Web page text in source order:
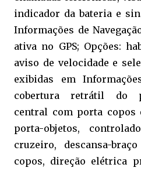
indicador da bateria e
Informações de
ativa no GPS; Opções:
aviso de velocidade e
exibidas em
cobertura retrátil do
central com porta copos
porta-objetos, c
cruzeiro, descansa-
copos, direção elétrica